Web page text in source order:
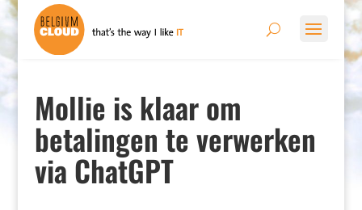
Mollie is klaar om
betalingen te verwerken
via ChatGPT